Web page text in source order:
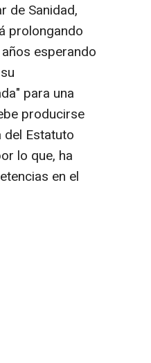
de Sanidad,
prolongando
esperando
para una
producirse
del Estatuto
lo que, ha
en el